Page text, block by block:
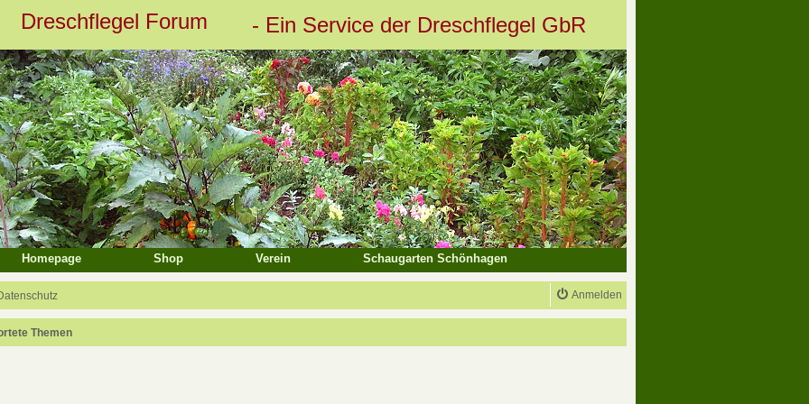
Dreschflegel Forum - Ein Service der Dreschflegel GbR
Suche
Homepage Shop Verein Schaugarten Schönhagen
Anmelden
Themen